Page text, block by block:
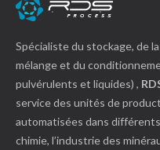
Spécialiste du stockage, de
mélange et du
pulvérulents et liquides) ,
service des unités de
automatisées dans
chimie, l’industrie des